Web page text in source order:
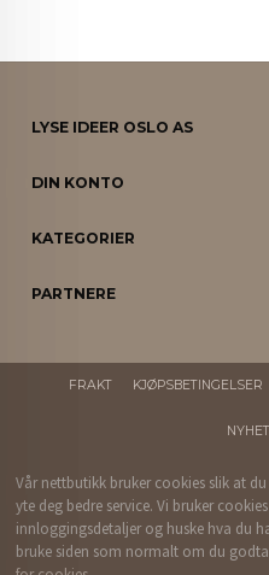
LYSE IDEER OSLO AS
DIN KONTO
KATEGORIER
PARTNERE
FRAKT KJØPSBETINGELSER
Vår nettbutikk bruker cookies slik at
yte deg bedre service. Vi bruker
innloggingsdetaljer og huske hva du
bruke siden som normalt om du